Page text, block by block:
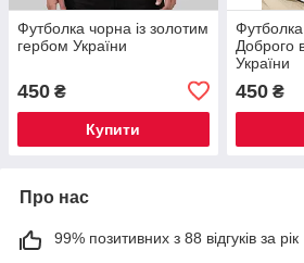
Футболка чорна із золотим
гербом України
450 ₴
Купити
Доброго
України
450₴
Про нас
99% позитивних з 88 відгуків за рік